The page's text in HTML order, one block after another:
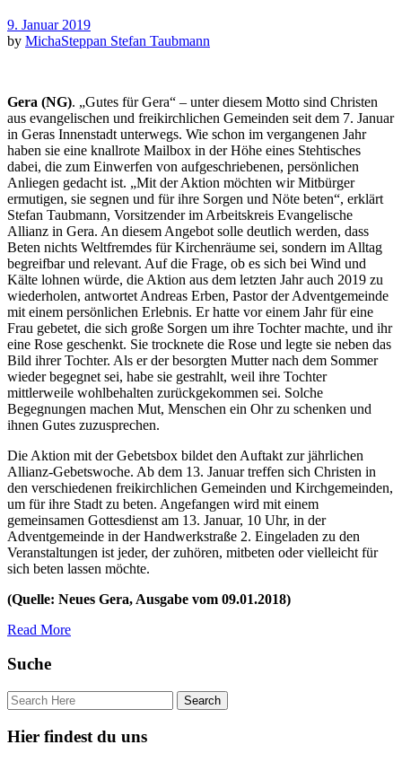
9. Januar 2019
by MichaSteppan Stefan Taubmann
Gera (NG). „Gutes für Gera“ – unter diesem Motto sind Christen
aus evangelischen und freikirchlichen Gemeinden seit dem 7. Januar
in Geras Innenstadt unterwegs. Wie schon im vergangenen Jahr
haben sie eine knallrote Mailbox in der Höhe eines Stehtisches
dabei, die zum Einwerfen von aufgeschriebenen, persönlichen
Anliegen gedacht ist. „Mit der Aktion möchten wir Mitbürger
ermutigen, sie segnen und für ihre Sorgen und Nöte beten“, erklärt
Stefan Taubmann, Vorsitzender im Arbeitskreis Evangelische
Allianz in Gera. An diesem Angebot solle deutlich werden, dass
Beten nichts Weltfremdes für Kirchenräume sei, sondern im Alltag
begreifbar und relevant. Auf die Frage, ob es sich bei Wind und
Kälte lohnen würde, die Aktion aus dem letzten Jahr auch 2019 zu
wiederholen, antwortet Andreas Erben, Pastor der Adventgemeinde
mit einem persönlichen Erlebnis. Er hatte vor einem Jahr für eine
Frau gebetet, die sich große Sorgen um ihre Tochter machte, und ihr
eine Rose geschenkt. Sie trocknete die Rose und legte sie neben das
Bild ihrer Tochter. Als er der besorgten Mutter nach dem Sommer
wieder begegnet sei, habe sie gestrahlt, weil ihre Tochter
mittlerweile wohlbehalten zurückgekommen sei. Solche
Begegnungen machen Mut, Menschen ein Ohr zu schenken und
ihnen Gutes zuzusprechen.
Die Aktion mit der Gebetsbox bildet den Auftakt zur jährlichen
Allianz-Gebetswoche. Ab dem 13. Januar treffen sich Christen in
den verschiedenen freikirchlichen Gemeinden und Kirchgemeinden,
um für ihre Stadt zu beten. Angefangen wird mit einem
gemeinsamen Gottesdienst am 13. Januar, 10 Uhr, in der
Adventgemeinde in der Handwerkstraße 2. Eingeladen zu den
Veranstaltungen ist jeder, der zuhören, mitbeten oder vielleicht für
sich beten lassen möchte.
(Quelle: Neues Gera, Ausgabe vom 09.01.2018)
Read More
Suche
Hier findest du uns